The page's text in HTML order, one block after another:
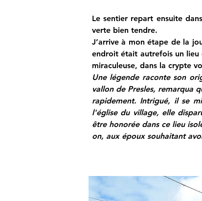
Le sentier repart ensuite
verte bien tendre.
J’arrive à mon étape de la
endroit était autrefois un
miraculeuse, dans la crypte
Une légende raconte son
vallon de Presles, remarqua
rapidement. Intrigué, il se
l'église du village, elle
être honorée dans ce lieu
on, aux époux souhaitant